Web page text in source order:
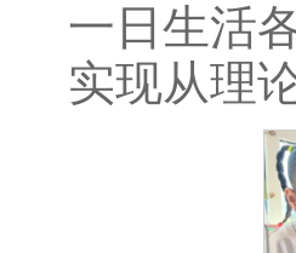
一日生活
实现从理